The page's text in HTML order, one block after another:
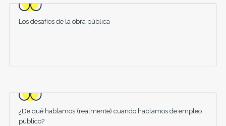
Los desafíos de la obra pública
¿De qué hablamos (realmente) cuando hablamos de empleo
público?